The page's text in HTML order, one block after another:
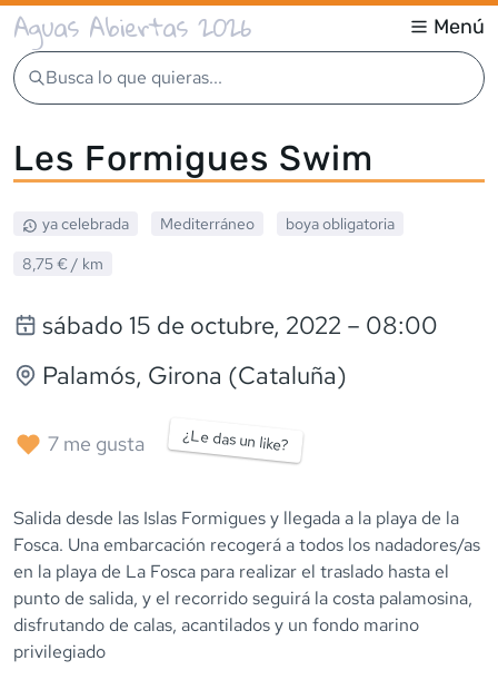
Aguas Abiertas 2026 Menú
Busca lo que quieras...
Les Formigues Swim
ya celebrada Mediterráneo
boya obligatoria
8,75 € / km
sábado 15 de octubre, 2022 – 08:00
Palamós, Girona (Cataluña)
7 me gusta ¿Le das un like?
Salida desde las Islas Formigues y llegada a la playa de la
Fosca. Una embarcación recogerá a todos los nadadores/as
en la playa de La Fosca para realizar el traslado hasta el
punto de salida, y el recorrido seguirá la costa palamosina,
disfrutando de calas, acantilados y un fondo marino
privilegiado